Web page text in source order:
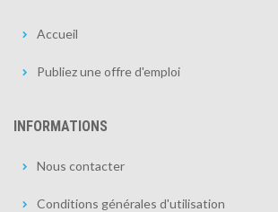
Accueil
Publiez une offre d'emploi
INFORMATIONS
Nous contacter
Conditions générales d'utilisation